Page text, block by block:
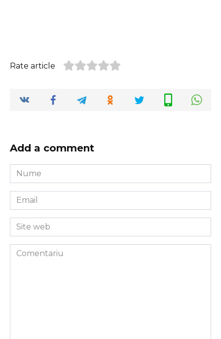
Rate article
Add a comment
Nume
*
Email
*
Site
web
Comentariu